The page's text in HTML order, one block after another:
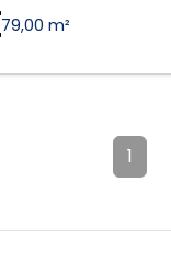
79,00 m²
1